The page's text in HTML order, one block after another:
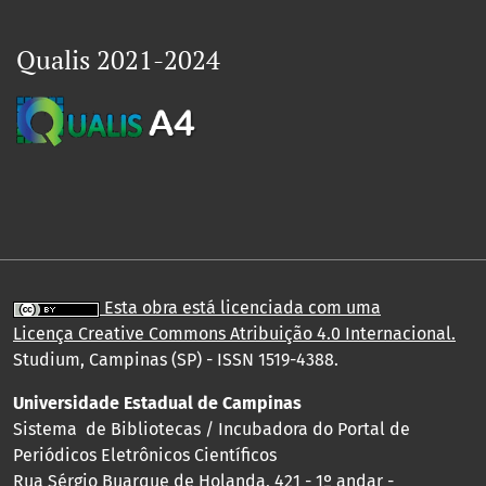
Qualis 2021-2024
Esta obra está licenciada com uma
Licença Creative Commons Atribuição 4.0 Internacional.
Studium, Campinas (SP) - ISSN 1519-4388.
Universidade Estadual de Campinas
Sistema de Bibliotecas / Incubadora do Portal de
Periódicos Eletrônicos Científicos
Rua Sérgio Buarque de Holanda, 421 - 1º andar -